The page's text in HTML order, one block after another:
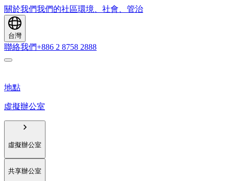
關於我們我們的社區環境、社會、管治
台灣
聯絡我們+886 2 8758 2888
地點
虛擬辦公室
虛擬辦公室
共享辦公室